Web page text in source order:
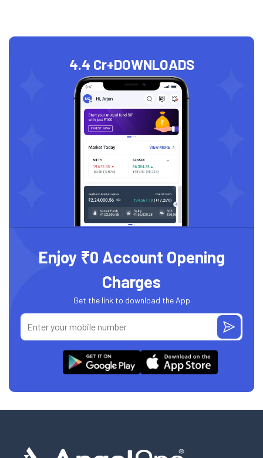
4.4 Cr+DOWNLOADS
Enjoy ₹0 Account Opening
Charges
Get the link to download the App